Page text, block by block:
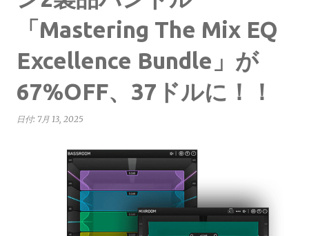
「Mastering The Mix EQ
Excellence Bundle」が
67%OFF、37ドルに！！
日付: 7月 13, 2025